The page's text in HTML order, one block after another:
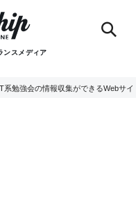
ンスメディア
系勉強会の情報収集ができるWebサ